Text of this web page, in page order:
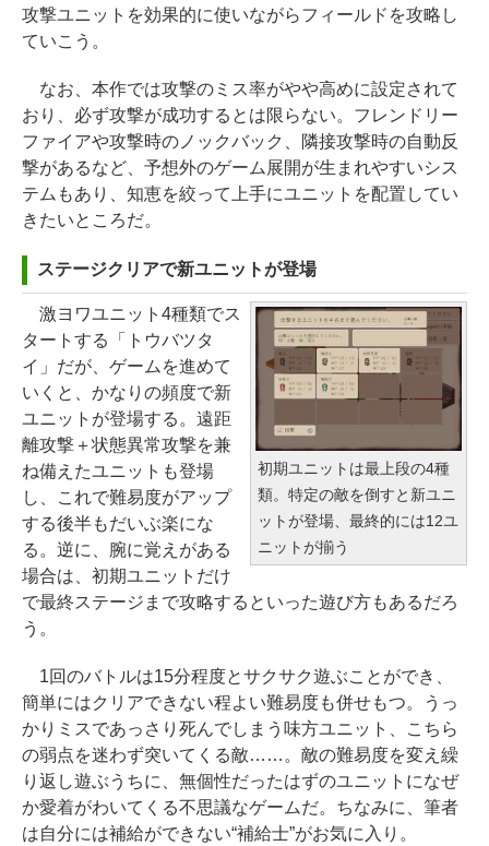
攻撃ユニットを効果的に使いながらフィールドを攻略し
ていこう。
なお、本作では攻撃のミス率がやや高めに設定されて
おり、必ず攻撃が成功するとは限らない。フレンドリー
ファイアや攻撃時のノックバック、隣接攻撃時の自動反
撃があるなど、予想外のゲーム展開が生まれやすいシス
テムもあり、知恵を絞って上手にユニットを配置してい
きたいところだ。
ステージクリアで新ユニットが登場
初期ユニットは最上段の4種
類。特定の敵を倒すと新ユニ
ットが登場、最終的には12ユ
ニットが揃う
激ヨワユニット4種類でス
タートする「トウバツタ
イ」だが、ゲームを進めて
いくと、かなりの頻度で新
ユニットが登場する。遠距
離攻撃＋状態異常攻撃を兼
ね備えたユニットも登場
し、これで難易度がアップ
する後半もだいぶ楽にな
る。逆に、腕に覚えがある
場合は、初期ユニットだけ
で最終ステージまで攻略するといった遊び方もあるだろ
う。
1回のバトルは15分程度とサクサク遊ぶことができ、
簡単にはクリアできない程よい難易度も併せもつ。うっ
かりミスであっさり死んでしまう味方ユニット、こちら
の弱点を迷わず突いてくる敵……。敵の難易度を変え繰
り返し遊ぶうちに、無個性だったはずのユニットになぜ
か愛着がわいてくる不思議なゲームだ。ちなみに、筆者
は自分には補給ができない“補給士”がお気に入り。